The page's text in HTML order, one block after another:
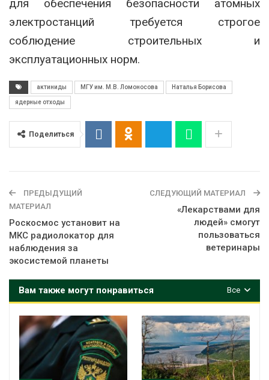
для обеспечения безопасности атомных
электростанций требуется строгое
соблюдение строительных и
эксплуатационных норм.
актиниды МГУ им. М.В. Ломоносова Наталья Борисова
ядерные отходы
Поделиться
ПРЕДЫДУЩИЙ
МАТЕРИАЛ
Роскосмос установит на
МКС радиолокатор для
наблюдения за
экосистемой планеты
СЛЕДУЮЩИЙ МАТЕРИАЛ
«Лекарствами для
людей» смогут
пользоваться
ветеринары
Все
Вам также могут понравиться